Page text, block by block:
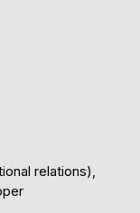
relations),